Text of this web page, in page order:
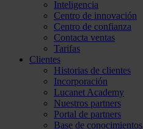
Inteligencia
Centro de innovación
Centro de confianza
Contacta ventas
Tarifas
Clientes
Historias de clientes
Incorporación
Lucanet Academy
Nuestros partners
Portal de partners
Base de conocimientos